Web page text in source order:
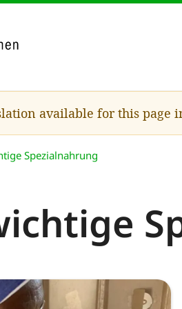
available for this page
Spezialnahrung